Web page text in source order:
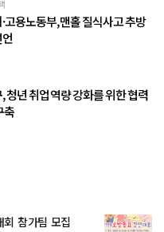
고용노동부, 맨홀 질식사고 추방
청년 취업 역량 강화를 위한 협력
축
참가팀 모집